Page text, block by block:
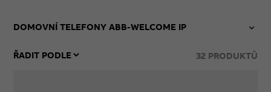
DOMOVNÍ TELEFONY ABB-WELCOME IP
32PRODUKTŮ